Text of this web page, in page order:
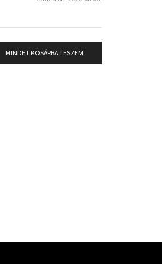
MINDET KOSÁRBA TESZEM